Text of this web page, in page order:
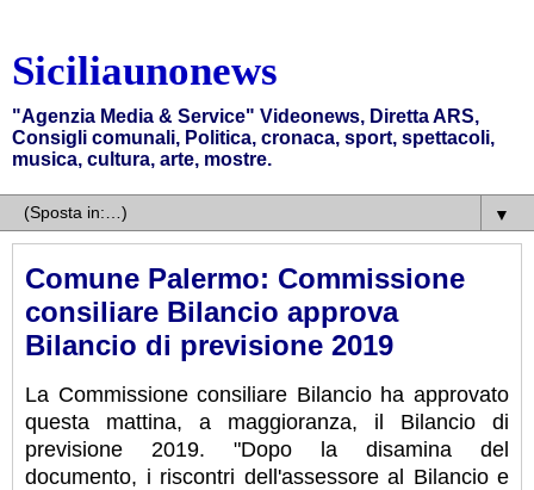
Siciliaunonews
"Agenzia Media & Service" Videonews, Diretta ARS,
Consigli comunali, Politica, cronaca, sport, spettacoli,
musica, cultura, arte, mostre.
▼
Comune Palermo: Commissione
consiliare Bilancio approva
Bilancio di previsione 2019
La Commissione consiliare Bilancio ha approvato
questa mattina, a maggioranza, il Bilancio di
previsione 2019. "Dopo la disamina del
documento, i riscontri dell'assessore al Bilancio e